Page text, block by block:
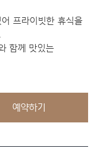
프라이빗한 휴식을
함께 맛있는
예약하기